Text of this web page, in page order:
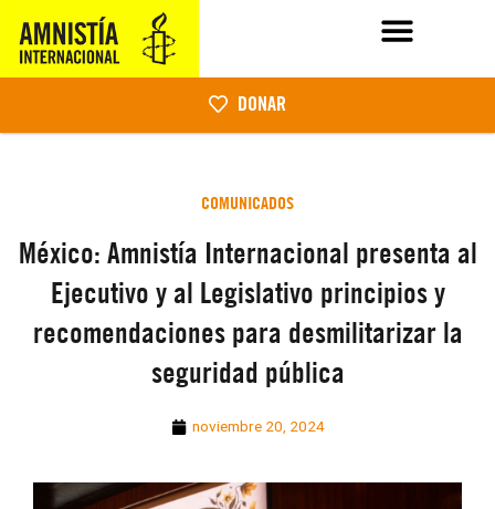
DONAR
COMUNICADOS
México: Amnistía Internacional presenta al
Ejecutivo y al Legislativo principios y
recomendaciones para desmilitarizar la
seguridad pública
noviembre 20, 2024